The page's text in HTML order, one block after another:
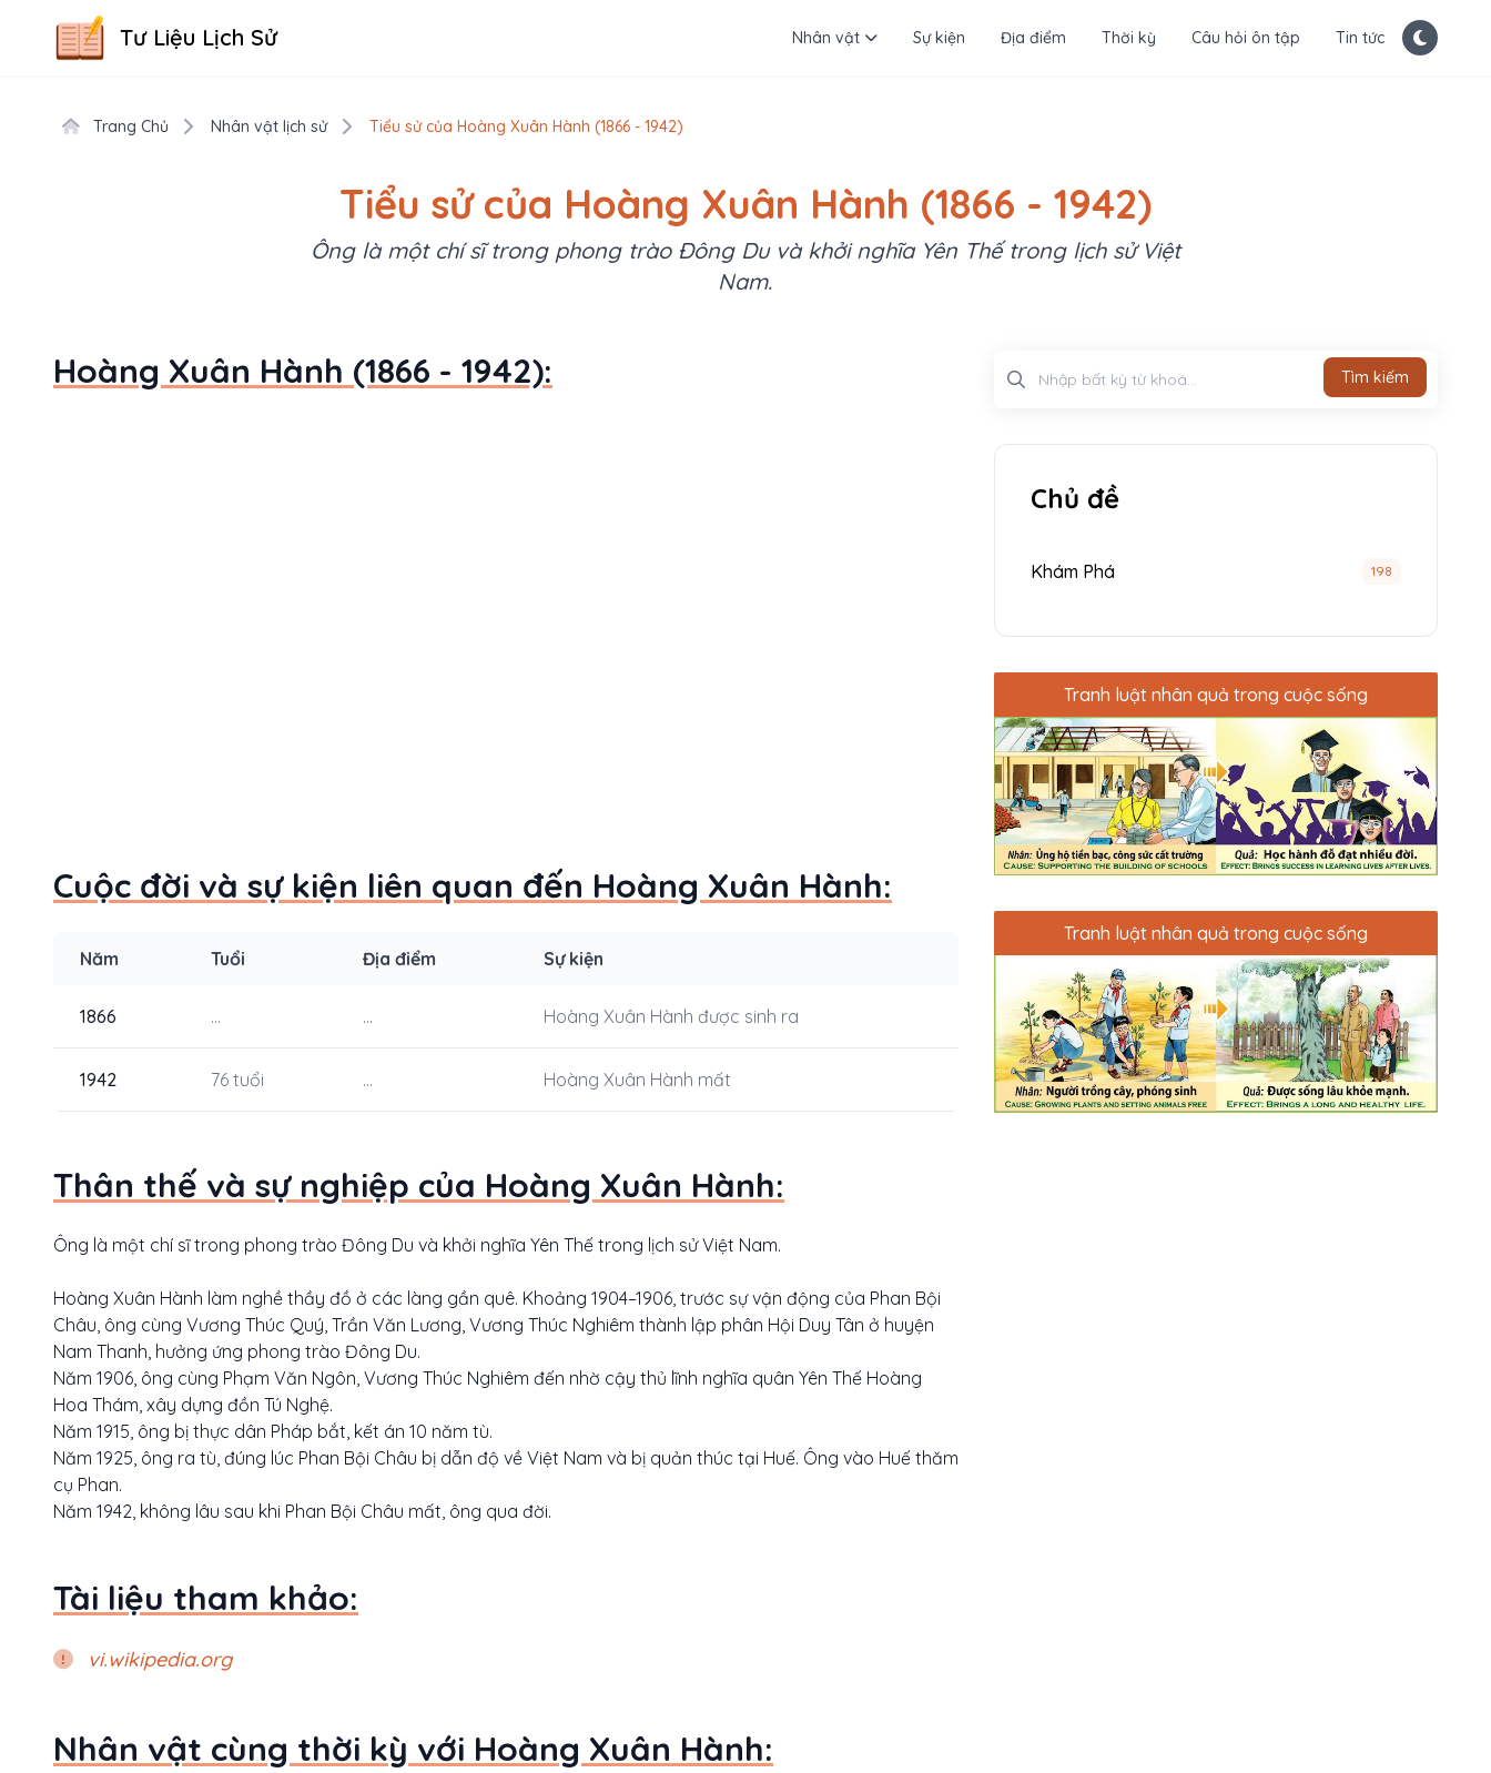
Tư Liệu Lịch Sử Nhân vật Sự kiện Địa điểm Thời kỳ Câu hỏi ôn tập Tin tức
Trang Chủ Nhân vật lịch sử Tiểu sử của Hoàng Xuân Hành (1866 - 1942)
Tiểu sử của Hoàng Xuân Hành (1866 - 1942)
Ông là một chí sĩ trong phong trào Đông Du và khởi nghĩa Yên Thế trong lịch sử Việt
Nam.
Hoàng Xuân Hành (1866 - 1942):
Cuộc đời và sự kiện liên quan đến Hoàng Xuân Hành:
Năm Tuổi Địa điểm Sự kiện
1866 ... ... Hoàng Xuân Hành được sinh ra
1942 76 tuổi ... Hoàng Xuân Hành mất
Thân thế và sự nghiệp của Hoàng Xuân Hành:
Ông là một chí sĩ trong phong trào Đông Du và khởi nghĩa Yên Thế trong lịch sử Việt Nam.
Hoàng Xuân Hành làm nghề thầy đồ ở các làng gần quê. Khoảng 1904–1906, trước sự vận động của Phan Bội
Châu, ông cùng Vương Thúc Quý, Trần Văn Lương, Vương Thúc Nghiêm thành lập phân Hội Duy Tân ở huyện
Nam Thanh, hưởng ứng phong trào Đông Du.
Năm 1906, ông cùng Phạm Văn Ngôn, Vương Thúc Nghiêm đến nhờ cậy thủ lĩnh nghĩa quân Yên Thế Hoàng
Hoa Thám, xây dựng đồn Tú Nghệ.
Năm 1915, ông bị thực dân Pháp bắt, kết án 10 năm tù.
Năm 1925, ông ra tù, đúng lúc Phan Bội Châu bị dẫn độ về Việt Nam và bị quản thúc tại Huế. Ông vào Huế thăm
cụ Phan.
Năm 1942, không lâu sau khi Phan Bội Châu mất, ông qua đời.
Tài liệu tham khảo:
vi.wikipedia.org
Nhân vật cùng thời kỳ với Hoàng Xuân Hành:
Tìm kiếm
Chủ đề
Khám Phá 198
Tranh luật nhân quả trong cuộc sống
Tranh luật nhân quả trong cuộc sống